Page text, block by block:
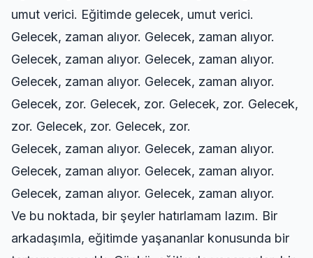
umut verici. Eğitimde gelecek, umut verici.
Gelecek, zaman alıyor. Gelecek, zaman alıyor.
Gelecek, zaman alıyor. Gelecek, zaman alıyor.
Gelecek, zaman alıyor. Gelecek, zaman alıyor.
Gelecek, zor. Gelecek, zor. Gelecek, zor. Gelecek,
zor. Gelecek, zor. Gelecek, zor.
Gelecek, zaman alıyor. Gelecek, zaman alıyor.
Gelecek, zaman alıyor. Gelecek, zaman alıyor.
Gelecek, zaman alıyor. Gelecek, zaman alıyor.
Ve bu noktada, bir şeyler hatırlamam lazım. Bir
arkadaşımla, eğitimde yaşananlar konusunda bir